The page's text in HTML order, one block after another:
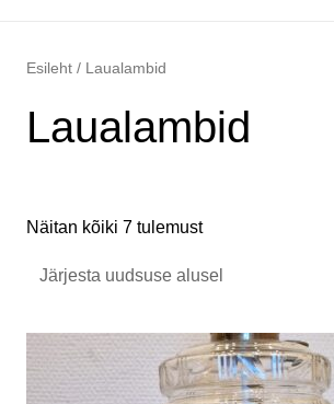
Esileht/ Laualambid
Laualambid
Näitan kõiki 7 tulemust